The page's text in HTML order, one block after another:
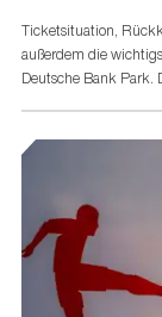
Ticketsituation,
außerdem die
Deutsche Bank Park.